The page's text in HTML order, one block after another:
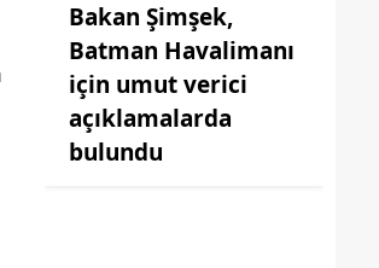
Bakan Şimşek,
Batman Havalimanı
için umut verici
açıklamalarda
bulundu